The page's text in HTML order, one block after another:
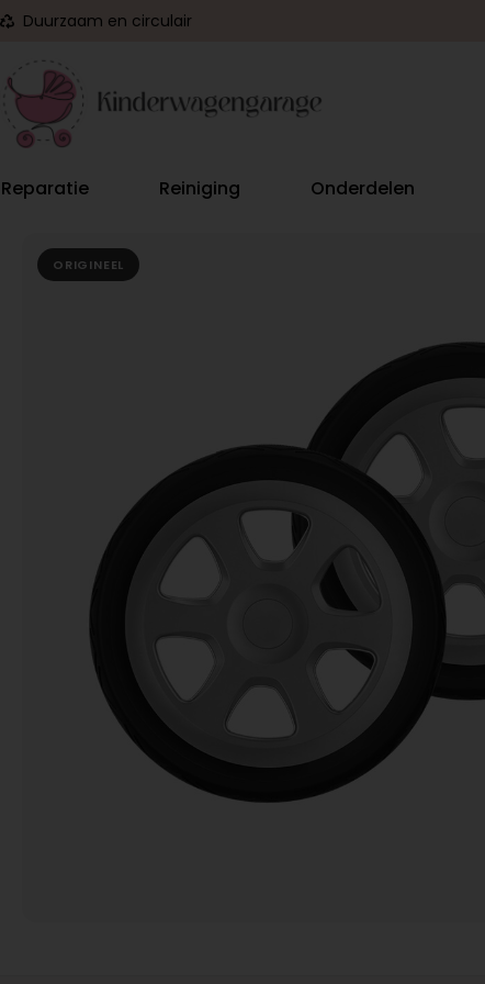
Duurzaam en circulair
Reparatie Reiniging Onderdelen
ORIGINEEL